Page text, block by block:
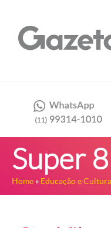
Super
Home » Educação e Cultura